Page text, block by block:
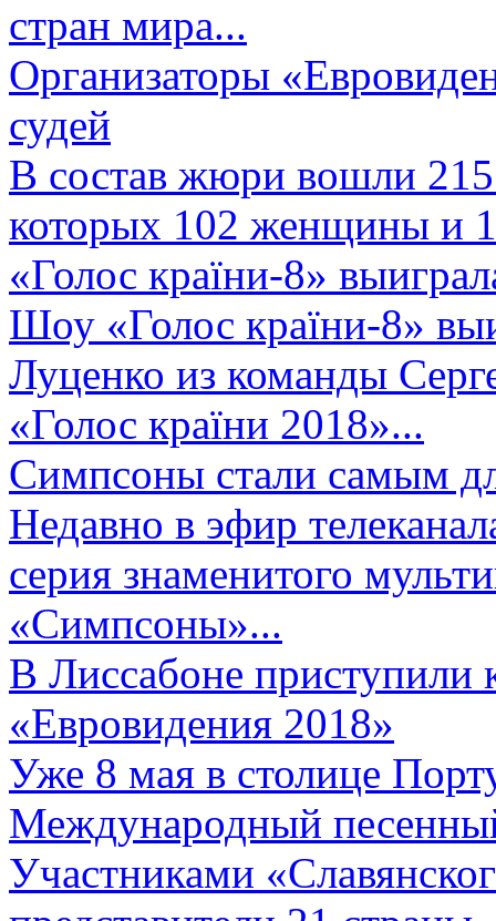
стран мира...
Организаторы
судей
В состав жюри вошли 215
которых 102 женщины и
«Голос країни-8»
Шоу «Голос країни-8»
Луценко из команды
«Голос країни 2018»...
Симпсоны стали самым
Недавно в эфир
серия знаменитого
«Симпсоны»...
В Лиссабоне приступили
«Евровидения 2018»
Уже 8 мая в столице
Международный
Участниками